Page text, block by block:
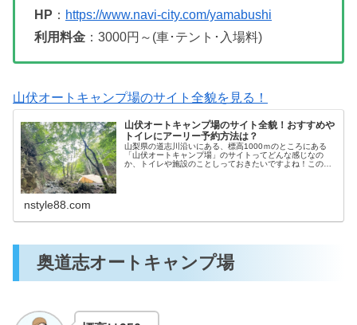
HP ： https://www.navi-city.com/yamabushi
利用料金 ：3000円～(車･テント･入場料)
山伏オートキャンプ場のサイト全貌を見る！
山伏オートキャンプ場のサイト全貌！おすすめや
トイレにアーリー予約方法は？
山梨県の道志川沿いにある、標高1000ｍのところにある
「山伏オートキャンプ場」のサイトってどんな感じなの
か、トイレや施設のことしっておきたいですよね！この記
nstyle88.com
奥道志オートキャンプ場